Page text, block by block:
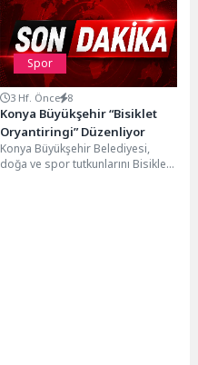
Spor
3 Hf. Önce 8
Konya Büyükşehir “Bisiklet
Oryantiringi” Düzenliyor
Konya Büyükşehir Belediyesi,
doğa ve spor tutkunlarını Bisiklet